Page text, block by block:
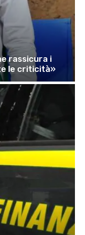
rassicura i
le criticità»